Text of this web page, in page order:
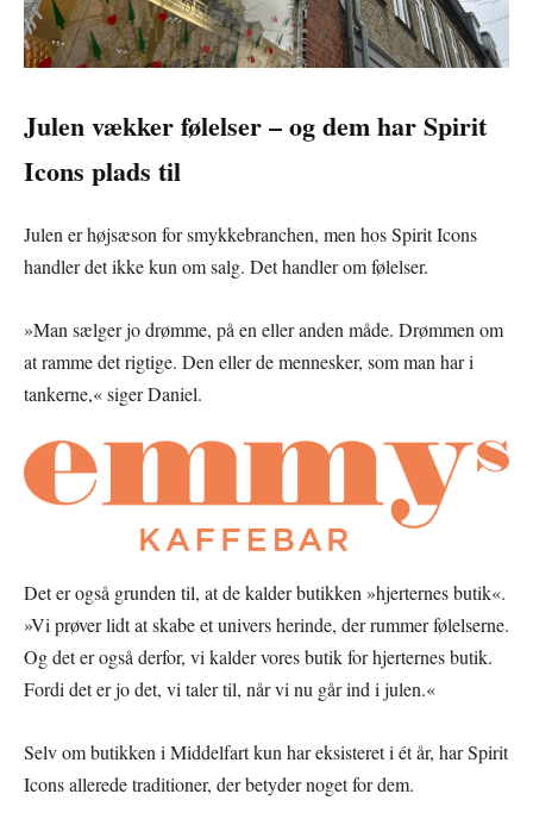
Julen vækker følelser – og dem har Spirit
Icons plads til
Julen er højsæson for smykkebranchen, men hos Spirit Icons
handler det ikke kun om salg. Det handler om følelser.
»Man sælger jo drømme, på en eller anden måde. Drømmen om
at ramme det rigtige. Den eller de mennesker, som man har i
tankerne,« siger Daniel.
Det er også grunden til, at de kalder butikken »hjerternes butik«.
»Vi prøver lidt at skabe et univers herinde, der rummer følelserne.
Og det er også derfor, vi kalder vores butik for hjerternes butik.
Fordi det er jo det, vi taler til, når vi nu går ind i julen.«
Selv om butikken i Middelfart kun har eksisteret i ét år, har Spirit
Icons allerede traditioner, der betyder noget for dem.